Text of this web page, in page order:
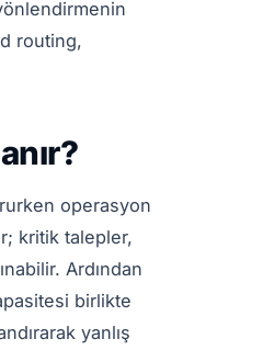
routing,
operasyon
kritik talepler,
Ardından
birlikte
yanlış